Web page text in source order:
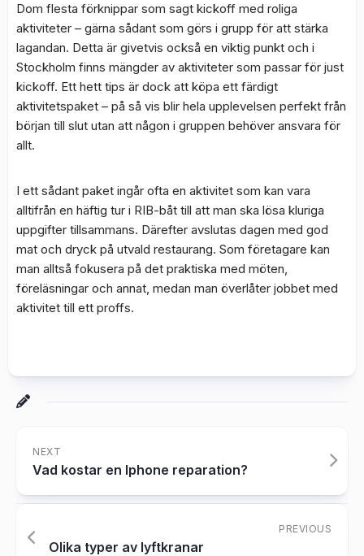
Dom flesta förknippar som sagt kickoff med roliga
aktiviteter – gärna sådant som görs i grupp för att stärka
lagandan. Detta är givetvis också en viktig punkt och i
Stockholm finns mängder av aktiviteter som passar för just
kickoff. Ett hett tips är dock att köpa ett färdigt
aktivitetspaket – på så vis blir hela upplevelsen perfekt från
början till slut utan att någon i gruppen behöver ansvara för
allt.
I ett sådant paket ingår ofta en aktivitet som kan vara
alltifrån en häftig tur i RIB-båt till att man ska lösa kluriga
uppgifter tillsammans. Därefter avslutas dagen med god
mat och dryck på utvald restaurang. Som företagare kan
man alltså fokusera på det praktiska med möten,
föreläsningar och annat, medan man överlåter jobbet med
aktivitet till ett proffs.
NEXT
Vad kostar en Iphone reparation?
PREVIOUS
Olika typer av lyftkranar